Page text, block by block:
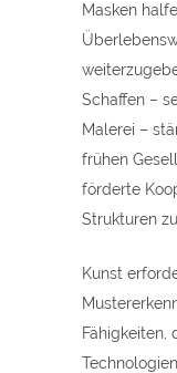
Masken
Schaffen –
Malerei –
frühen
förderte
Strukturen
Kunst
Fähigkeiten,